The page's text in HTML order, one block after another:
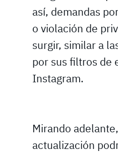
así, demandas
o violación de
surgir, similar a
por sus filtros de
Instagram.
Mirando
actualización